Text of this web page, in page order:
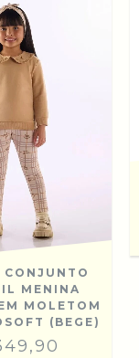
CONJUNTO
MENINA
MOLETOM
(BEGE)